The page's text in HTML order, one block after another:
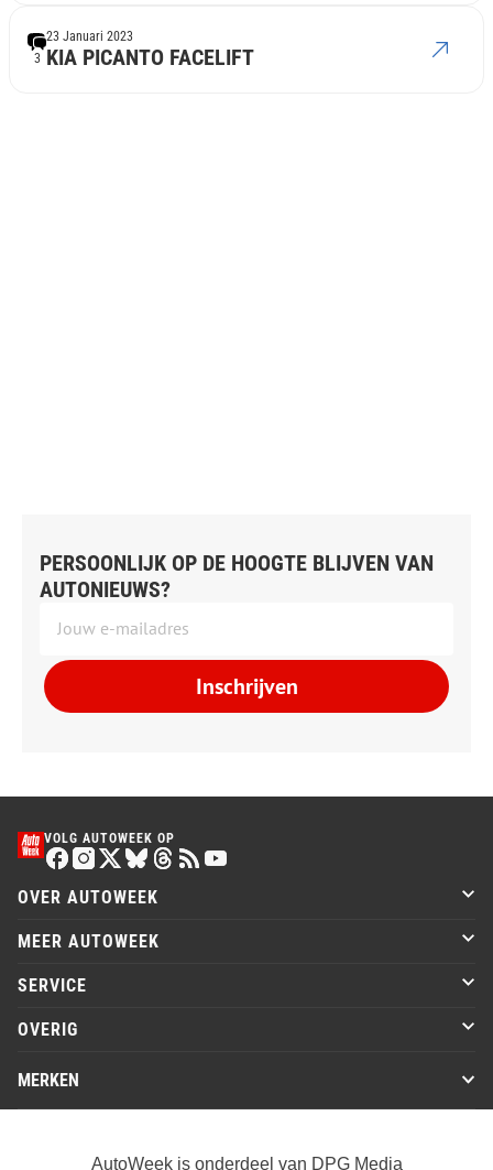
3 KIA PICANTO FACELIFT
23 Januari 2023
PERSOONLIJK OP DE HOOGTE BLIJVEN VAN
AUTONIEUWS?
Inschrijven
VOLG AUTOWEEK OP
OVER AUTOWEEK
MEER AUTOWEEK
SERVICE
OVERIG
MERKEN
AutoWeek is onderdeel van DPG Media